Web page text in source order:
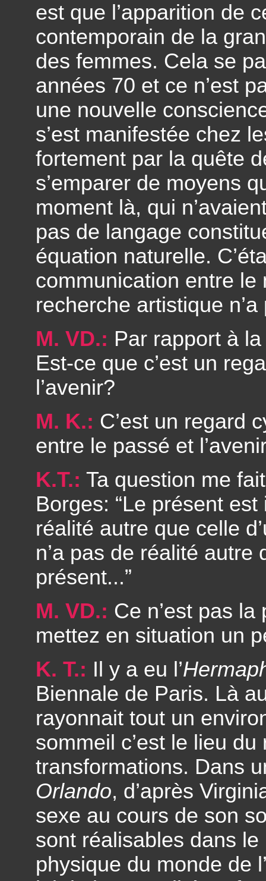
est que l’apparition de
contemporain de la
des femmes. Cela se
années 70 et ce n’est
une nouvelle
s’est manifestée chez
fortement par la quête
s’emparer de moyens
moment là, qui
pas de langage
équation naturelle.
communication entre
recherche artistique
M. VD.: Par rapport à
Est-ce que c’est un
l’avenir?
M. K.: C’est un regard
entre le passé et
K.T.: Ta question me
Borges: “Le présent est
réalité autre que celle
n’a pas de réalité autre
présent...”
M. VD.: Ce n’est pas
mettez en situation un
K. T.: Il y a eu l’
Biennale de Paris. Là
rayonnait tout un
sommeil c’est le lieu
transformations. Dans
Orlando, d’après
sexe au cours de son
sont réalisables dans le
physique du monde de